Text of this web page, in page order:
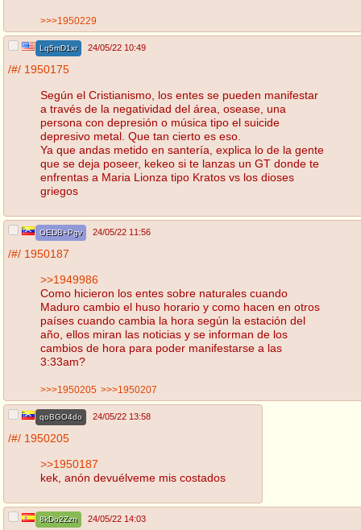
>>>1950229
Lq5mD1xr 24/05/22 10:49
/#/ 1950175
Según el Cristianismo, los entes se pueden manifestar
a través de la negatividad del área, osease, una
persona con depresión o música tipo el suicide
depresivo metal. Que tan cierto es eso.
Ya que andas metido en santería, explica lo de la gente
que se deja poseer, kekeo si te lanzas un GT donde te
enfrentas a Maria Lionza tipo Kratos vs los dioses
griegos
OEDB+Pgv 24/05/22 11:56
/#/ 1950187
>>1949986
Como hicieron los entes sobre naturales cuando
Maduro cambio el huso horario y como hacen en otros
países cuando cambia la hora según la estación del
año, ellos miran las noticias y se informan de los
cambios de hora para poder manifestarse a las
3:33am?
>>>1950205 >>>1950207
qoBGO4do 24/05/22 13:58
/#/ 1950205
>>1950187
kek, anón devuélveme mis costados
8kDo2Zzn 24/05/22 14:03